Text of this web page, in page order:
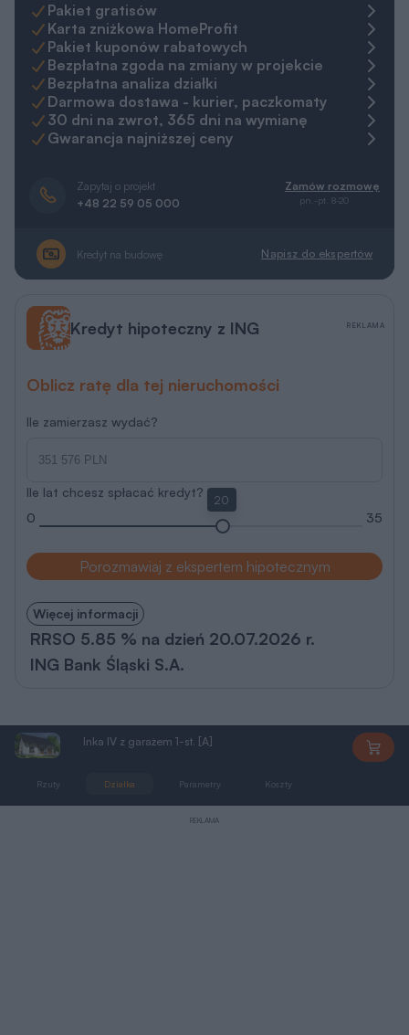
Pakiet gratisów
Karta zniżkowa HomeProfit
Pakiet kuponów rabatowych
Bezpłatna zgoda na zmiany w projekcie
Bezpłatna analiza działki
Darmowa dostawa - kurier, paczkomaty
30 dni na zwrot, 365 dni na wymianę
Gwarancja najniższej ceny
Zapytaj o projekt
+48 22 59 05 000
Zamów rozmowę
pn.-pt. 8-20
Kredyt na budowę Napisz do ekspertów
Kredyt hipoteczny z ING
Oblicz ratę dla tej nieruchomości
Ile zamierzasz wydać?
Ile lat chcesz spłacać kredyt?
0
20
35
Porozmawiaj z ekspertem hipotecznym
Więcej informacji
RRSO 5.85 % na dzień 20.07.2026 r.
ING Bank Śląski S.A.
REKLAMA
Inka IV z garażem 1-st. [A]
Rzuty Działka Parametry Koszty
REKLAMA